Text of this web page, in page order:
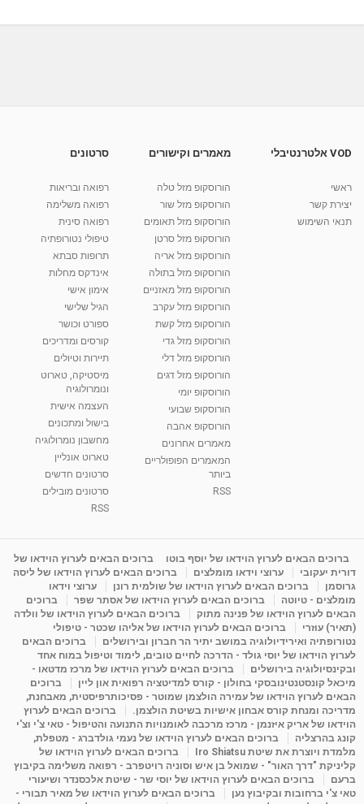
VOD אלטרנטיבלי
ראשי
יצירת קשר
תנאי השימוש
מאמרים וקישורים
הורוסקופ מזל טלה
הורוסקופ מזל שור
הורוסקופ מזל תאומים
הורוסקופ מזל סרטן
הורוסקופ מזל אריה
הורוסקופ מזל בתולה
הורוסקופ מזל מאזניים
הורוסקופ מזל עקרב
הורוסקופ מזל קשת
הורוסקופ מזל גדי
הורוסקופ מזל דלי
הורוסקופ מזל דגים
הורוסקופ יומי
הורוסקופ שבועי
הורוסקופ אהבה
מאמרים אחרונים
המאמרים הפופולריים
ביותר
RSS
סרטונים
רפואה ובריאות
רפואה משלימה
רפואה סינית
טיפולי נטורופתיה
תרופות סבתא
אינדקס מחלות
אימון אישי
הגיל שלישי
ספורט וכושר
קורסים ומדריכים
תיירות וטיולים
מיסטיקה, טארוט
ונומרולוגיה
העצמה אישית
בישול ומתכונים
מחשבון נומרולוגיה
טארוט אונליין
סרטונים חדשים
סרטונים מובילים
RSS
ברוכים הבאים לערוץ הוידאו של יוסף בוטו
ברוכים הבאים לערוץ הוידאו של
דורית יעקובי
ערוצי וידאו מומלצים
ברוכים הבאים לערוץ הוידאו של ליסה
גרוסמן
ברוכים הבאים לערוץ הוידאו של שולמית רונן
ערוצי וידאו
מומלצים - טיוטה
ברוכים הבאים לערוץ הוידאו של אסתר שפר
ברוכים
הבאים לערוץ הוידאו של פנינה מתוק
ברוכים הבאים לערוץ הוידאו של וולדה
(תאיר) עוזרי
ברוכים הבאים לערוץ הוידאו של אליהו שכטר - טיפולי
נטורופתיה ואירידיולוגיה במושב יתיר הר חברון ובירושלים
ברוכים הבאים
לערוץ הוידאו של יוסי גולד - הדרכה לחיים טובים, לימוד וטיפול במוח אחד
ובקינסיולוגיה בירושלים
ברוכים הבאים לערוץ הוידאו של מרכז מדטאו -
מיכאל קונסטנטינובסקי בחולון - קורס למדיטציה רפואית און ליין
ברוכים
הבאים לערוץ הוידאו של עמירה הולצמן שמוטר - פסיכותרפיסטית, מאבחנת,
מדריכה ומנחת קורס אבחון אישיות בשיטת הולצמן.
ברוכים הבאים לערוץ
הוידאו של אריק איזנמן - מרכז מרכבה לאומנויות התנועה והטיפול - טאי צ'י וצ'י
קונג בהרצליה
ברוכים הבאים לערוץ הוידאו של נעמי גולדברג - מטפלת,
מלמדת ויוצרת את שיטת Iro Shiatsu
ברוכים הבאים לערוץ הוידאו של
קליניקת "דרך האור" - שמואל בן איש וסוניה רויטפרב - רפואה משלימה בקיבוץ
ברעם
ברוכים הבאים לערוץ הוידאו של יוסי שר - שיטת אלכסנדר ושיעורי
טאי צ'י ברחובות ובקיבוץ נען
ברוכים הבאים לערוץ הוידאו של מאיר תבורי -